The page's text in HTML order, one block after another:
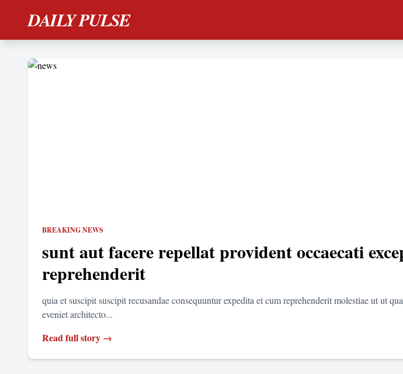
DAILY PULSE
BREAKING NEWS
sunt aut facere repellat provident occaecati
reprehenderit
quia et suscipit suscipit recusandae consequuntur expedita et cum reprehenderit molestiae ut ut
eveniet architecto...
Read full story →